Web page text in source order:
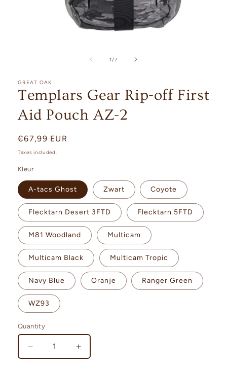
1 /of
7
GREAT OAK
Templars Gear Rip-off First
Aid Pouch AZ-2
Regular
price
€67,99 EUR
Taxes included.
Kleur
A-tacs Ghost Zwart Coyote
Flecktarn Desert 3FTD Flecktarn 5FTD
M81 Woodland Multicam
Multicam Black Multicam Tropic
Navy Blue Oranje Ranger Green
WZ93
Quantity
Decrease
quantity
Increase
quantity